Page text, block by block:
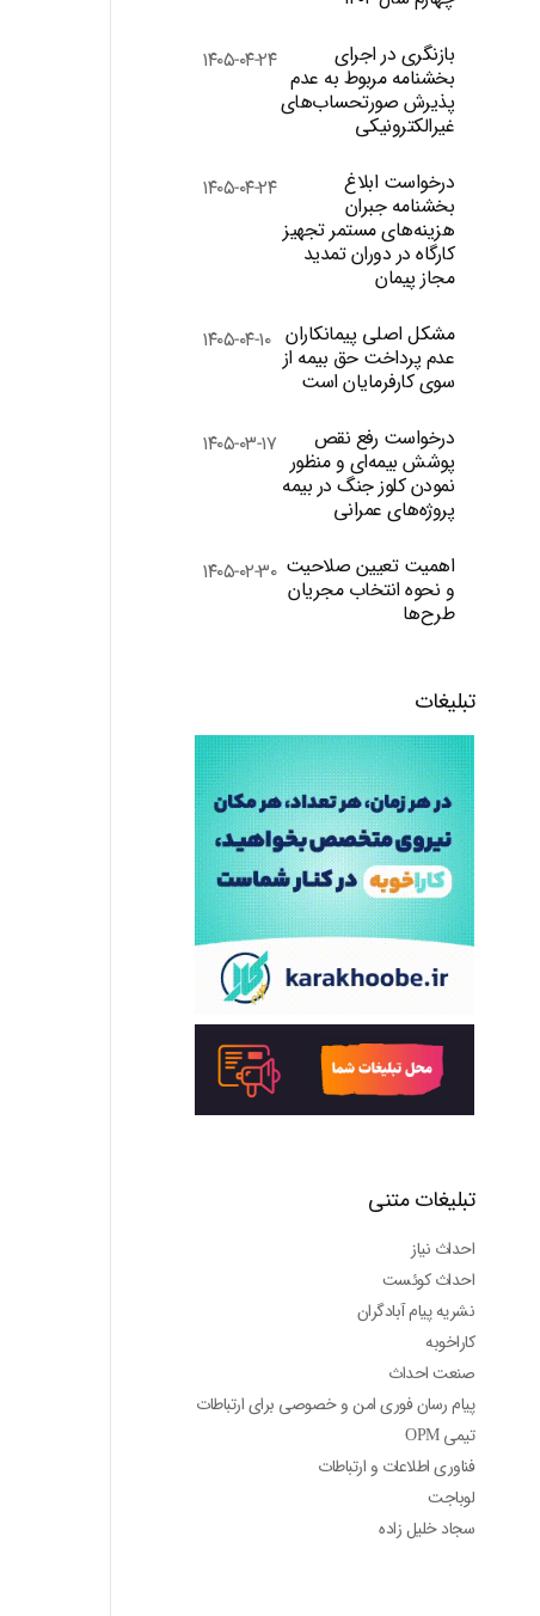
بازنگری در اجرای
بخشنامه مربوط به عدم
پذیرش صورتحساب‌های
غیرالکترونیکی
۱۴۰۵-۰۴-۲۴
درخواست ابلاغ
بخشنامه جبران
هزینه‌های مستمر تجهیز
کارگاه در دوران تمدید
مجاز پیمان
۱۴۰۵-۰۴-۲۴
مشکل اصلی پیمانکاران
عدم پرداخت حق بیمه از
سوی کارفرمایان است
۱۴۰۵-۰۴-۱۰
درخواست رفع نقص
پوشش بیمه‌ای و منظور
نمودن کلوز جنگ در بیمه
پروژه‌های عمرانی
۱۴۰۵-۰۳-۱۷
اهمیت تعیین صلاحیت
و نحوه انتخاب مجریان
طرح‌ها
۱۴۰۵-۰۲-۳۰
تبلیغات
تبلیغات متنی
احداث نیاز
احداث کوئست
نشریه پیام آبادگران
کاراخوبه
صنعت احداث
پیام رسان فوری امن و خصوصی برای ارتباطات
تیمی OPM
فناوری اطلاعات و ارتباطات
لوباجت
سجاد خلیل زاده